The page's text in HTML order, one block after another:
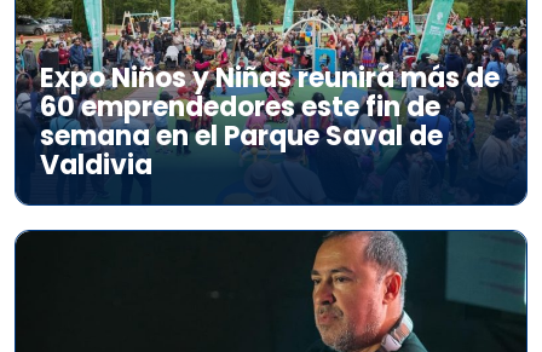
Expo Niños y Niñas reunirá más de
60 emprendedores este fin de
semana en el Parque Saval de
Valdivia